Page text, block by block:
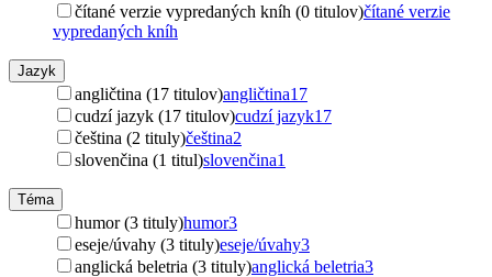
čítané verzie vypredaných kníh (0 titulov)čítané verzie
vypredaných kníh
Jazyk
angličtina (17 titulov)angličtina17
cudzí jazyk (17 titulov)cudzí jazyk17
čeština (2 tituly)čeština2
slovenčina (1 titul)slovenčina1
Téma
humor (3 tituly)humor3
eseje/úvahy (3 tituly)eseje/úvahy3
anglická beletria (3 tituly)anglická beletria3